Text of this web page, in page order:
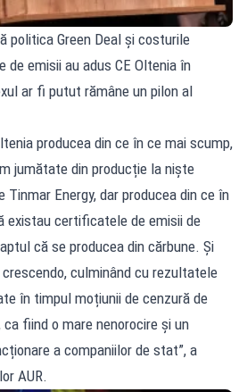
politica Green Deal și costurile
emisii au adus CE Oltenia în
ar fi putut rămâne un pilon al
producea din ce în ce mai scump,
jumătate din producție la niște
Energy, dar producea din ce în
existau certificatele de emisii de
că se producea din cărbune. Și
culminând cu rezultatele
în timpul moțiunii de cenzură de
fiind o mare nenorocire și un
a companiilor de stat”, a
AUR.